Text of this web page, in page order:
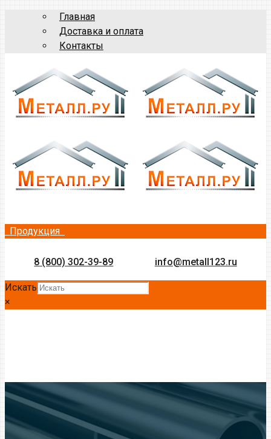
Главная
Доставка и оплата
Контакты
Продукция
8 (800) 302-39-89 info@metall123.ru
Искать
×